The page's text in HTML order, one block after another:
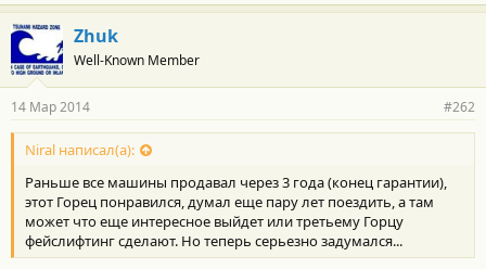
Zhuk
Well-Known Member
14 Мар 2014 #262
Niral написал(а):
Раньше все машины продавал через 3 года (конец гарантии),
этот Горец понравился, думал еще пару лет поездить, а там
может что еще интересное выйдет или третьему Горцу
фейслифтинг сделают. Но теперь серьезно задумался...